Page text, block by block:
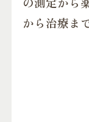
から治療ま